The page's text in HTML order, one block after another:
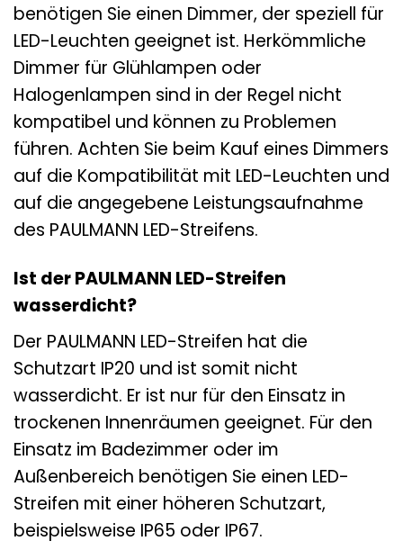
benötigen Sie einen Dimmer, der speziell für
LED-Leuchten geeignet ist. Herkömmliche
Dimmer für Glühlampen oder
Halogenlampen sind in der Regel nicht
kompatibel und können zu Problemen
führen. Achten Sie beim Kauf eines Dimmers
auf die Kompatibilität mit LED-Leuchten und
auf die angegebene Leistungsaufnahme
des PAULMANN LED-Streifens.
Ist der PAULMANN LED-Streifen
wasserdicht?
Der PAULMANN LED-Streifen hat die
Schutzart IP20 und ist somit nicht
wasserdicht. Er ist nur für den Einsatz in
trockenen Innenräumen geeignet. Für den
Einsatz im Badezimmer oder im
Außenbereich benötigen Sie einen LED-
Streifen mit einer höheren Schutzart,
beispielsweise IP65 oder IP67.